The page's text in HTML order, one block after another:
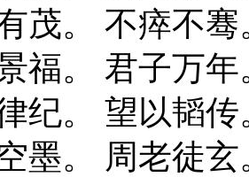
茂。 不瘁不骞
福。 君子万年
纪。 望以韬传
墨。 周老徒玄